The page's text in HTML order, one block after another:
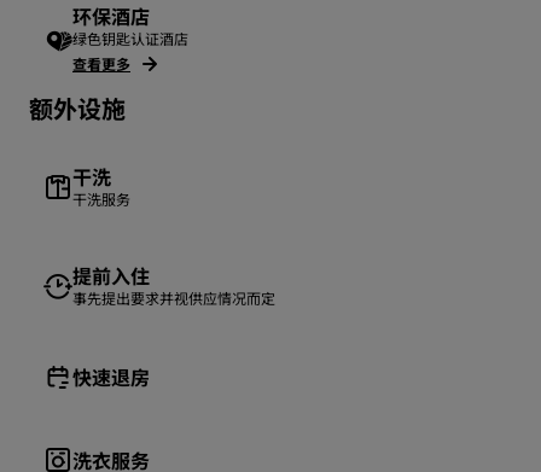
环保酒店
绿色钥匙认证酒店
查看更多
额外设施
干洗
干洗服务
提前入住
事先提出要求并视供应情况而定
快速退房
洗衣服务